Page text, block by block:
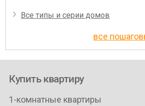
Все типы и серии домов
все
Купить квартиру
1-комнатные квартиры